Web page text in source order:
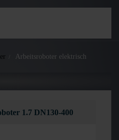
Arbeitsroboter elektrisch
1.7 DN130-400